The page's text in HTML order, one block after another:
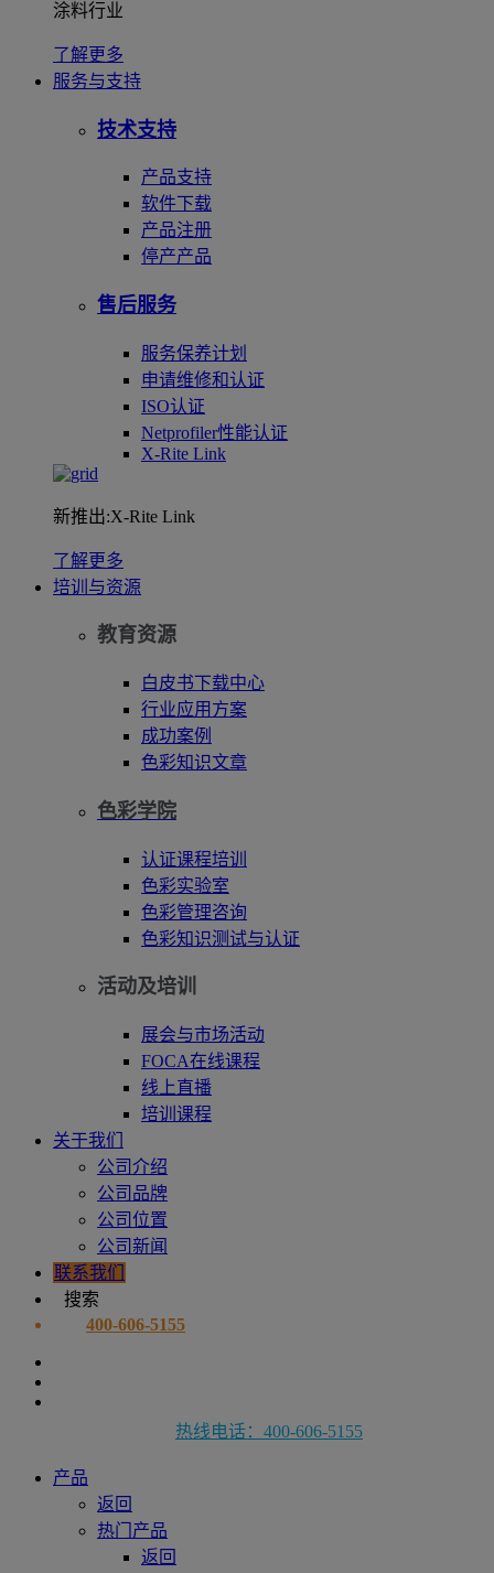
涂料行业
了解更多
服务与支持
技术支持
产品支持
软件下载
产品注册
停产产品
售后服务
服务保养计划
申请维修和认证
ISO认证
Netprofiler性能认证
X-Rite Link
新推出:X-Rite Link
了解更多
培训与资源
教育资源
白皮书下载中心
行业应用方案
成功案例
色彩知识文章
色彩学院
认证课程培训
色彩实验室
色彩管理咨询
色彩知识测试与认证
活动及培训
展会与市场活动
FOCA在线课程
线上直播
培训课程
关于我们
公司介绍
公司品牌
公司位置
公司新闻
联系我们
搜索
400-606-5155
热线电话：400-606-5155
产品
返回
热门产品
返回